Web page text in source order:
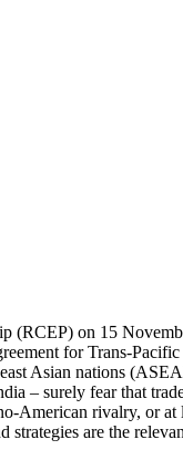
(RCEP) on 15
for Trans-
Asian nations
– surely fear that
American rivalry, or
strategies are the